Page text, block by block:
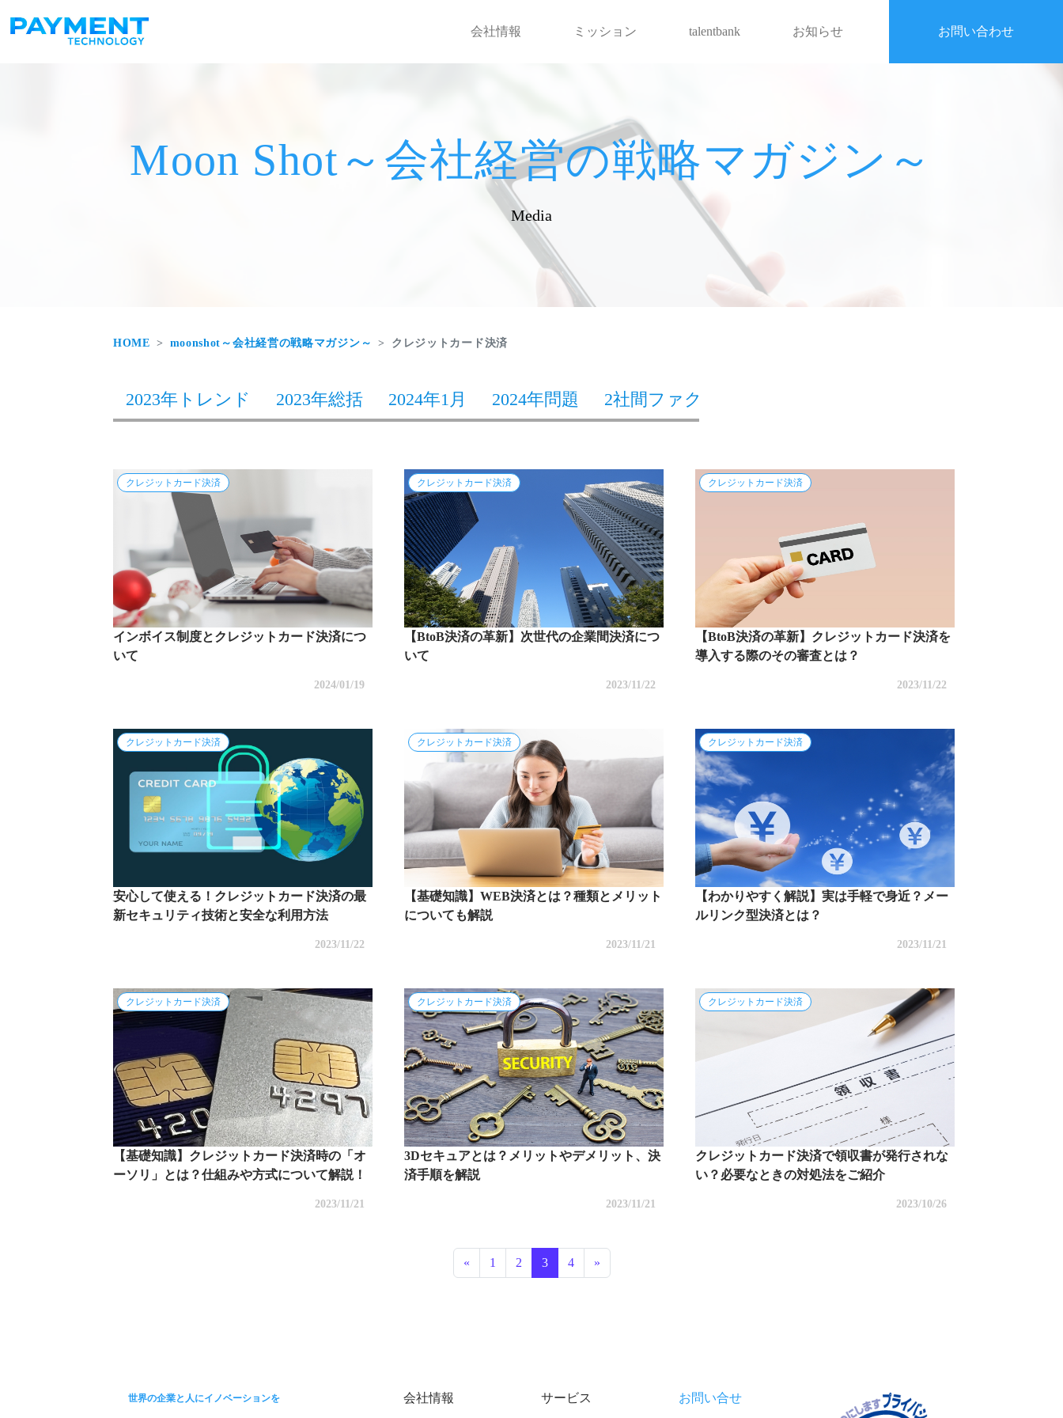
コンテンツへスキップ
メインナビゲーション 会社情報 ミッション talentbank お知らせ お問い合わせ
Moon Shot～会社経営の戦略マガジン～
Media
HOME moonshot～会社経営の戦略マガジン～ クレジットカード決済
2023年トレンド 2023年総括 2024年1月 2024年問題 2社間ファクタリング
クレジットカード決済
インボイス制度とクレジットカード決済につ
いて
2024/01/19
クレジットカード決済
【BtoB決済の革新】次世代の企業間決済につ
いて
2023/11/22
クレジットカード決済
【BtoB決済の革新】クレジットカード決済を
導入する際のその審査とは？
2023/11/22
クレジットカード決済
安心して使える！クレジットカード決済の最
新セキュリティ技術と安全な利用方法
2023/11/22
クレジットカード決済
【基礎知識】WEB決済とは？種類とメリット
についても解説
2023/11/21
クレジットカード決済
【わかりやすく解説】実は手軽で身近？メー
ルリンク型決済とは？
2023/11/21
クレジットカード決済
【基礎知識】クレジットカード決済時の「オ
ーソリ」とは？仕組みや方式について解説！
2023/11/21
クレジットカード決済
3Dセキュアとは？メリットやデメリット、決
済手順を解説
2023/11/21
クレジットカード決済
クレジットカード決済で領収書が発行されな
い？必要なときの対処法をご紹介
2023/10/26
投稿ナビゲーション
« 1 2 3 4 »
世界の企業と人にイノベーションを 会社情報 サービス お問い合せ